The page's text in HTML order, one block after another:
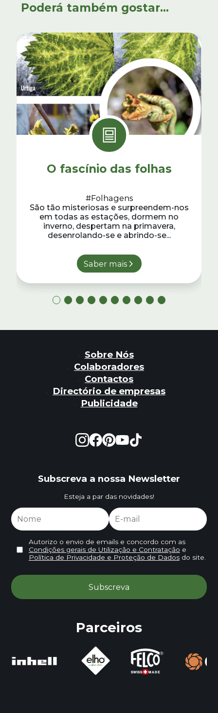
Poderá também gostar...
O fascínio das folhas
#Folhagens
São tão misteriosas e surpreendem-nos
em todas as estações, dormem no
inverno, despertam na primavera,
desenrolando-se e abrindo-se...
Saber mais
Sobre Nós
Colaboradores
Contactos
Directório de empresas
Publicidade
Subscreva a nossa Newsletter
Esteja a par das novidades!
Autorizo o envio de emails e concordo com as
Condições gerais de Utilização e Contratação e
Política de Privacidade e Proteção de Dadosdo site.
Parceiros